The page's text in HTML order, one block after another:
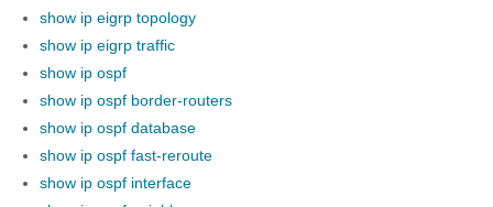
show ip eigrp topology
show ip eigrp traffic
show ip ospf
show ip ospf border-routers
show ip ospf database
show ip ospf fast-reroute
show ip ospf interface